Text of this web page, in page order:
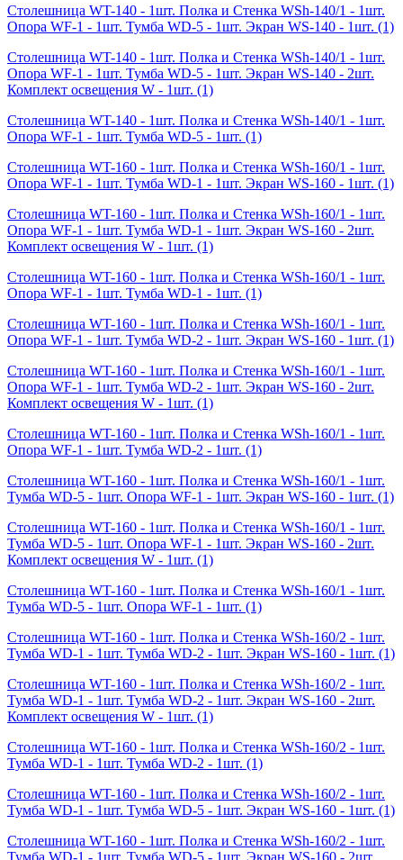
Столешница WT-140 - 1шт. Полка и Стенка WSh-140/1 - 1шт.
Опора WF-1 - 1шт. Тумба WD-5 - 1шт. Экран WS-140 - 1шт. (1)
Столешница WT-140 - 1шт. Полка и Стенка WSh-140/1 - 1шт.
Опора WF-1 - 1шт. Тумба WD-5 - 1шт. Экран WS-140 - 2шт.
Комплект освещения W - 1шт. (1)
Столешница WT-140 - 1шт. Полка и Стенка WSh-140/1 - 1шт.
Опора WF-1 - 1шт. Тумба WD-5 - 1шт. (1)
Столешница WT-160 - 1шт. Полка и Стенка WSh-160/1 - 1шт.
Опора WF-1 - 1шт. Тумба WD-1 - 1шт. Экран WS-160 - 1шт. (1)
Столешница WT-160 - 1шт. Полка и Стенка WSh-160/1 - 1шт.
Опора WF-1 - 1шт. Тумба WD-1 - 1шт. Экран WS-160 - 2шт.
Комплект освещения W - 1шт. (1)
Столешница WT-160 - 1шт. Полка и Стенка WSh-160/1 - 1шт.
Опора WF-1 - 1шт. Тумба WD-1 - 1шт. (1)
Столешница WT-160 - 1шт. Полка и Стенка WSh-160/1 - 1шт.
Опора WF-1 - 1шт. Тумба WD-2 - 1шт. Экран WS-160 - 1шт. (1)
Столешница WT-160 - 1шт. Полка и Стенка WSh-160/1 - 1шт.
Опора WF-1 - 1шт. Тумба WD-2 - 1шт. Экран WS-160 - 2шт.
Комплект освещения W - 1шт. (1)
Столешница WT-160 - 1шт. Полка и Стенка WSh-160/1 - 1шт.
Опора WF-1 - 1шт. Тумба WD-2 - 1шт. (1)
Столешница WT-160 - 1шт. Полка и Стенка WSh-160/1 - 1шт.
Тумба WD-5 - 1шт. Опора WF-1 - 1шт. Экран WS-160 - 1шт. (1)
Столешница WT-160 - 1шт. Полка и Стенка WSh-160/1 - 1шт.
Тумба WD-5 - 1шт. Опора WF-1 - 1шт. Экран WS-160 - 2шт.
Комплект освещения W - 1шт. (1)
Столешница WT-160 - 1шт. Полка и Стенка WSh-160/1 - 1шт.
Тумба WD-5 - 1шт. Опора WF-1 - 1шт. (1)
Столешница WT-160 - 1шт. Полка и Стенка WSh-160/2 - 1шт.
Тумба WD-1 - 1шт. Тумба WD-2 - 1шт. Экран WS-160 - 1шт. (1)
Столешница WT-160 - 1шт. Полка и Стенка WSh-160/2 - 1шт.
Тумба WD-1 - 1шт. Тумба WD-2 - 1шт. Экран WS-160 - 2шт.
Комплект освещения W - 1шт. (1)
Столешница WT-160 - 1шт. Полка и Стенка WSh-160/2 - 1шт.
Тумба WD-1 - 1шт. Тумба WD-2 - 1шт. (1)
Столешница WT-160 - 1шт. Полка и Стенка WSh-160/2 - 1шт.
Тумба WD-1 - 1шт. Тумба WD-5 - 1шт. Экран WS-160 - 1шт. (1)
Столешница WT-160 - 1шт. Полка и Стенка WSh-160/2 - 1шт.
Тумба WD-1 - 1шт. Тумба WD-5 - 1шт. Экран WS-160 - 2шт.